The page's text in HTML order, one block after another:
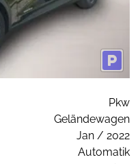
Pkw
Geländewagen
Jan / 2022
Automatik